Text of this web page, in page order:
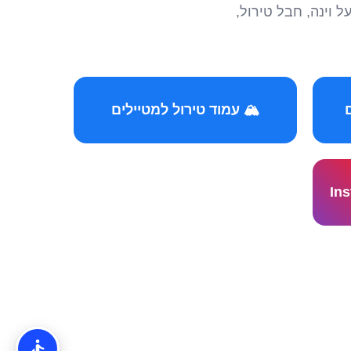
וינה, חבל טירול,
🏔️ עמוד טירול למטיילים